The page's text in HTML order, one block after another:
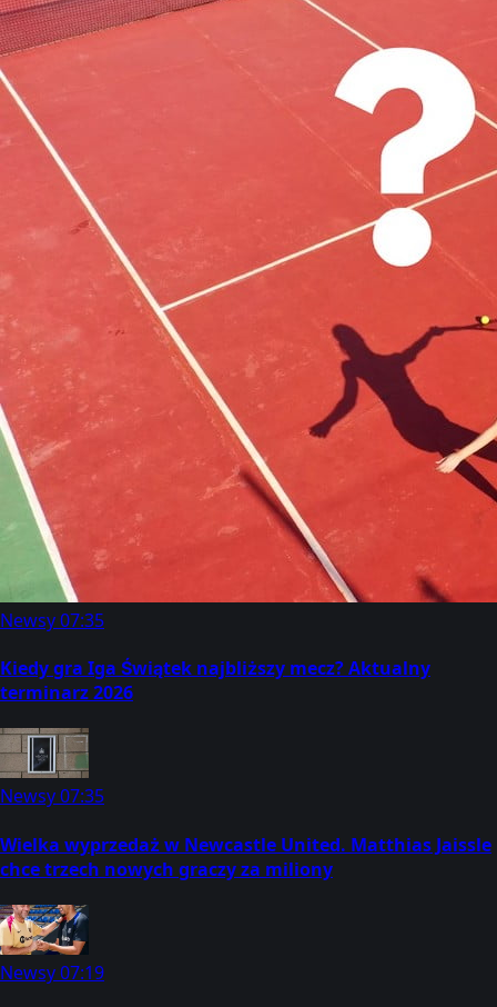
Newsy07:35
Kiedy gra Iga Świątek najbliższy mecz? Aktualny
terminarz 2026
Newsy07:35
Wielka wyprzedaż w Newcastle United. Matthias Jaissle
chce trzech nowych graczy za miliony
Newsy07:19